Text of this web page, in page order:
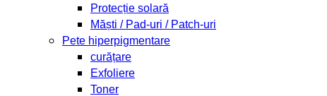
Protecție solară
Măști / Pad-uri / Patch-uri
Pete hiperpigmentare
curățare
Exfoliere
Toner